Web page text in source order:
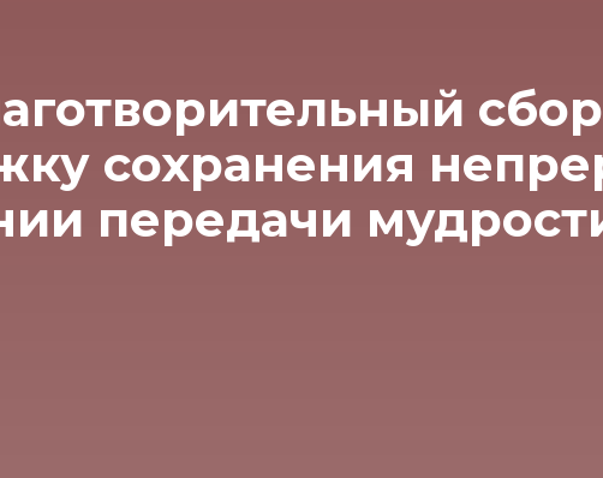
сбор
сохранения
передачи